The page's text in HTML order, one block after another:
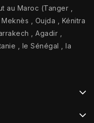
au Maroc (Tanger ,
, Oujda , Kénitra
, Agadir ,
, le Sénégal , la